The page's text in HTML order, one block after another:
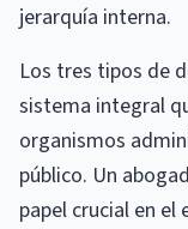
jerarquía interna.
Los tres tipos de
sistema integral
organismos
público. Un
papel crucial en el